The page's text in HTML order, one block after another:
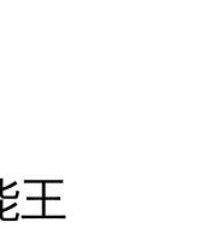
王